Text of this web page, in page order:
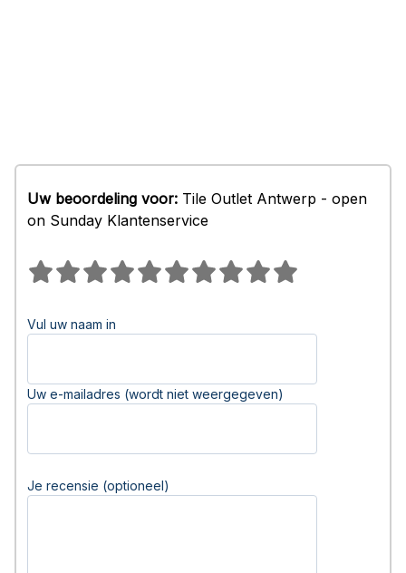
Uw beoordeling voor: Tile Outlet Antwerp - open
on Sunday Klantenservice
Vul uw naam in
Uw e-mailadres (wordt niet weergegeven)
Je recensie (optioneel)